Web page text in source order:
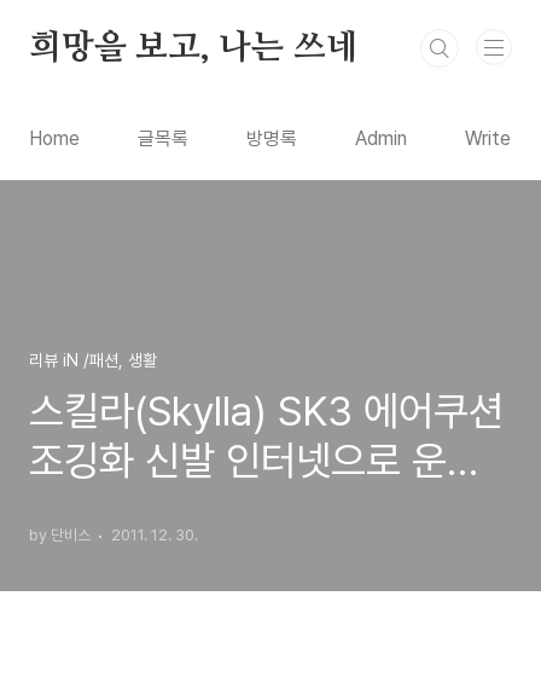
희망을 보고, 나는 쓰네
Home 글목록 방명록 Admin Write
리뷰 iN /패션, 생활
스킬라(Skylla) SK3 에어쿠션
조깅화 신발 인터넷으로 운동
by 단비스 2011. 12. 30.